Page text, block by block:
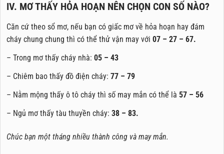
IV. MƠ THẤY HỎA HOẠN NÊN CHỌN CON SỐ NÀO?
Căn cứ theo sổ mơ, nếu bạn có giấc mơ về hỏa hoạn hay đám
cháy chung chung thì có thể thử vận may với 07 – 27 – 67.
– Trong mơ thấy cháy nhà: 05 – 43
– Chiêm bao thấy đồ điện cháy: 77 – 79
– Nằm mộng thấy ô tô cháy thì số may mắn có thể là 57 – 56
– Ngủ mơ thấy tàu thuyền cháy: 38 – 83.
Chúc bạn một tháng nhiều thành công và may mắn.